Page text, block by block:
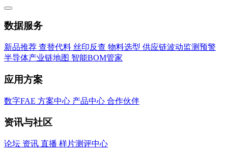
数据服务
新品推荐 查替代料 丝印反查 物料选型 供应链波动监测预警
半导体产业链地图 智能BOM管家
应用方案
数字FAE 方案中心 产品中心 合作伙伴
资讯与社区
论坛 资讯 直播 样片测评中心